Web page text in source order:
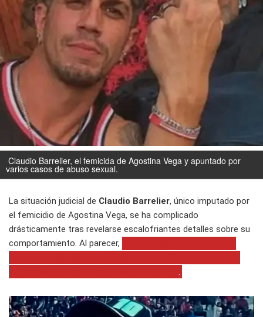
Claudio Barrelier, el femicida de Agostina Vega y apuntado por
varios casos de abuso sexual.
La situación judicial de Claudio Barrelier, único imputado por
el femicidio de Agostina Vega, se ha complicado
drásticamente tras revelarse escalofriantes detalles sobre su
comportamiento. Al parecer,